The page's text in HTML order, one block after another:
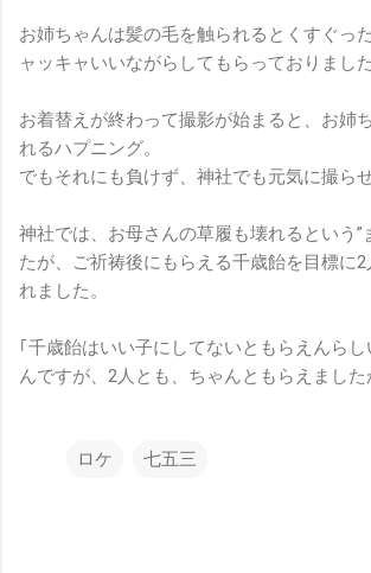
お姉ちゃんは髪の毛を触られるとくすぐっ
ャッキャいいながらしてもらっておりました
お着替えが終わって撮影が始まると、お姉
れるハプニング。
でもそれにも負けず、神社でも元気に撮ら
神社では、お母さんの草履も壊れるという”
たが、ご祈祷後にもらえる千歳飴を目標に2
れました。
｢千歳飴はいい子にしてないともらえんら
んですが、2人とも、ちゃんともらえました
ロケ 七五三